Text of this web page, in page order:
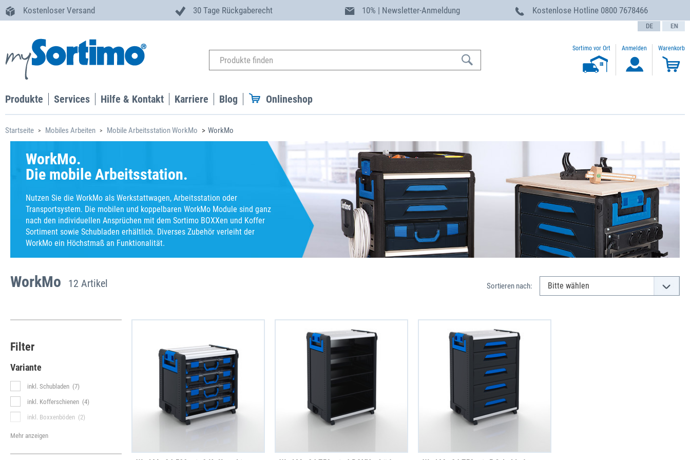
Kostenloser Versand 30 Tage Rückgaberecht 10% | Newsletter-Anmeldung Kostenlose Hotline 0800 7678466
text.language
Sortimo vor Ort Anmelden Warenkorb
Produkte Services Hilfe & Kontakt Karriere Blog Onlineshop
Startseite Mobiles Arbeiten Mobile Arbeitsstation WorkMo WorkMo
WorkMo.
Die mobile Arbeitsstation.
Nutzen Sie die WorkMo als Werkstattwagen, Arbeitsstation oder
Transportsystem. Die mobilen und koppelbaren WorkMo Module sind ganz
nach den individuellen Ansprüchen mit dem Sortimo BOXXen und Koffer
Sortiment sowie Schubladen erhältlich. Diverses Zubehör verleiht der
WorkMo ein Höchstmaß an Funktionalität.
WorkMo 12 Artikel Sortieren nach:
Filter
Variante
inkl. Schubladen (7)
inkl. Kofferschienen (4)
inkl. Boxxenböden (2)
Mehr anzeigen